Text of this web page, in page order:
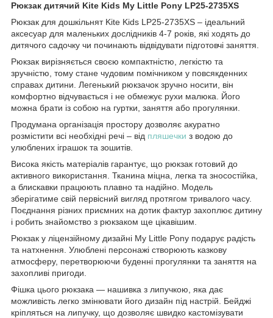
Рюкзак дитячий Kite Kids My Little Pony LP25-2735XS
Рюкзак для дошкільнят Kite Kids LP25-2735XS – ідеальний
аксесуар для маленьких дослідників 4-7 років, які ходять до
дитячого садочку чи починають відвідувати підготовчі заняття.
Рюкзак вирізняється своєю компактністю, легкістю та
зручністю, тому стане чудовим помічником у повсякденних
справах дитини. Легенький рюкзачок зручно носити, він
комфортно відчувається і не обмежує рухи малюка. Його
можна брати із собою на гуртки, заняття або прогулянки.
Продумана організація простору дозволяє акуратно
розмістити всі необхідні речі – від пляшечки з водою до
улюблених іграшок та зошитів.
Висока якість матеріалів гарантує, що рюкзак готовий до
активного використання. Тканина міцна, легка та зносостійка,
а блискавки працюють плавно та надійно. Модель
зберігатиме свій первісний вигляд протягом тривалого часу.
Поєднання різних приємних на дотик фактур захоплює дитину
і робить знайомство з рюкзаком ще цікавішим.
Рюкзак у ліцензійному дизайні My Little Pony подарує радість
та натхнення. Улюблені персонажі створюють казкову
атмосферу, перетворюючи буденні прогулянки та заняття на
захопливі пригоди.
Фішка цього рюкзака — нашивка з липучкою, яка дає
можливість легко змінювати його дизайн під настрій. Бейджі
кріпляться на липучку, що дозволяє швидко кастомізувати